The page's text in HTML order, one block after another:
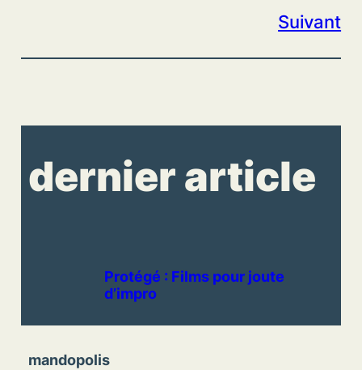
Suivant
dernier article
Protégé : Films pour joute
d’impro
mandopolis